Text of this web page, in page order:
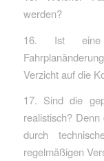
werden?
16. Ist eine
Verzicht auf die
17. Sind die
realistisch?
durch
regelmäßigen